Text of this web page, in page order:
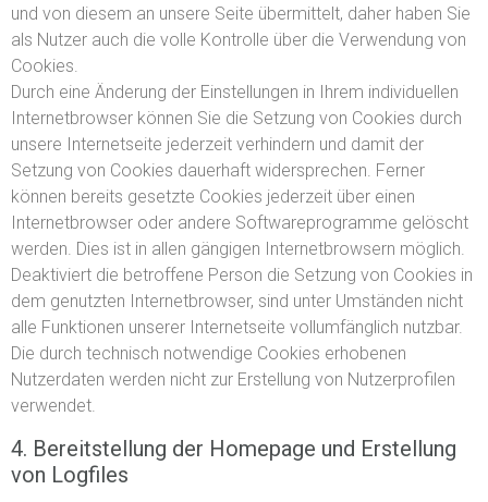
und von diesem an unsere Seite übermittelt, daher haben Sie
als Nutzer auch die volle Kontrolle über die Verwendung von
Cookies.
Durch eine Änderung der Einstellungen in Ihrem individuellen
Internetbrowser können Sie die Setzung von Cookies durch
unsere Internetseite jederzeit verhindern und damit der
Setzung von Cookies dauerhaft widersprechen. Ferner
können bereits gesetzte Cookies jederzeit über einen
Internetbrowser oder andere Softwareprogramme gelöscht
werden. Dies ist in allen gängigen Internetbrowsern möglich.
Deaktiviert die betroffene Person die Setzung von Cookies in
dem genutzten Internetbrowser, sind unter Umständen nicht
alle Funktionen unserer Internetseite vollumfänglich nutzbar.
Die durch technisch notwendige Cookies erhobenen
Nutzerdaten werden nicht zur Erstellung von Nutzerprofilen
verwendet.
4. Bereitstellung der Homepage und Erstellung
von Logfiles